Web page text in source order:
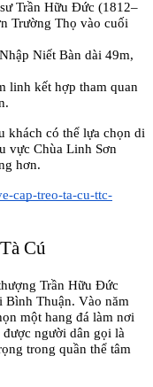
Trần Hữu Đức (1812–
Trường Thọ vào cuối
Niết Bàn dài 49m,
linh kết hợp tham quan
khách có thể lựa chọn di
vực Chùa Linh Sơn
hơn.
cap-treo-ta-cu-ttc-
Cú
Trần Hữu Đức
Bình Thuận. Vào năm
một hang đá làm nơi
người dân gọi là
trong quần thể tâm